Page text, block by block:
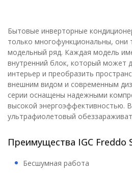
Бытовые инверторные
только многофункциональны,
модельный ряд. Каждая модель
внутренний блок, который может
интерьер и преобразить
внешним видом и современным
серии оснащены надежными
высокой энергоэффективностью.
ультрафиолетовый
Преимущества IGC Freddo
Бесшумная работа